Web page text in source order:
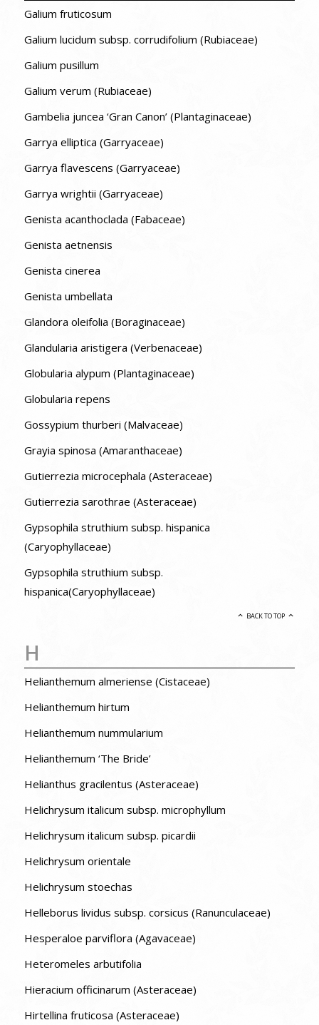
Galium fruticosum
Galium lucidum subsp. corrudifolium (Rubiaceae)
Galium pusillum
Galium verum (Rubiaceae)
Gambelia juncea ‘Gran Canon’ (Plantaginaceae)
Garrya elliptica (Garryaceae)
Garrya flavescens (Garryaceae)
Garrya wrightii (Garryaceae)
Genista acanthoclada (Fabaceae)
Genista aetnensis
Genista cinerea
Genista umbellata
Glandora oleifolia (Boraginaceae)
Glandularia aristigera (Verbenaceae)
Globularia alypum (Plantaginaceae)
Globularia repens
Gossypium thurberi (Malvaceae)
Grayia spinosa (Amaranthaceae)
Gutierrezia microcephala (Asteraceae)
Gutierrezia sarothrae (Asteraceae)
Gypsophila struthium subsp. hispanica
(Caryophyllaceae)
Gypsophila struthium subsp.
hispanica(Caryophyllaceae)
BACK TO TOP
H
Helianthemum almeriense (Cistaceae)
Helianthemum hirtum
Helianthemum nummularium
Helianthemum ‘The Bride’
Helianthus gracilentus (Asteraceae)
Helichrysum italicum subsp. microphyllum
Helichrysum italicum subsp. picardii
Helichrysum orientale
Helichrysum stoechas
Helleborus lividus subsp. corsicus (Ranunculaceae)
Hesperaloe parviflora (Agavaceae)
Heteromeles arbutifolia
Hieracium officinarum (Asteraceae)
Hirtellina fruticosa (Asteraceae)